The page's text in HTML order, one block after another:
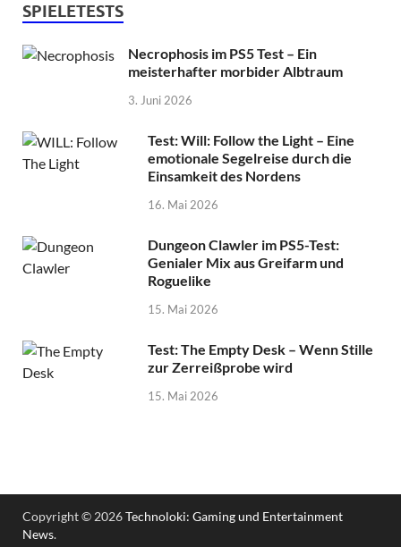
SPIELETESTS
Necrophosis im PS5 Test – Ein
meisterhafter morbider Albtraum
3. Juni 2026
Test: Will: Follow the Light – Eine
emotionale Segelreise durch die
Einsamkeit des Nordens
16. Mai 2026
Dungeon Clawler im PS5-Test:
Genialer Mix aus Greifarm und
Roguelike
15. Mai 2026
Test: The Empty Desk – Wenn Stille
zur Zerreißprobe wird
15. Mai 2026
Copyright © 2026Technoloki: Gaming und Entertainment
News.